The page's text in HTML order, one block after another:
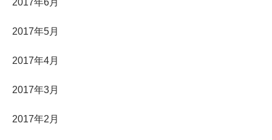
2017年6月
2017年5月
2017年4月
2017年3月
2017年2月